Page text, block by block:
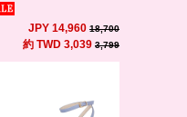
JPY 14,960 18,700
約 TWD 3,039 3,799